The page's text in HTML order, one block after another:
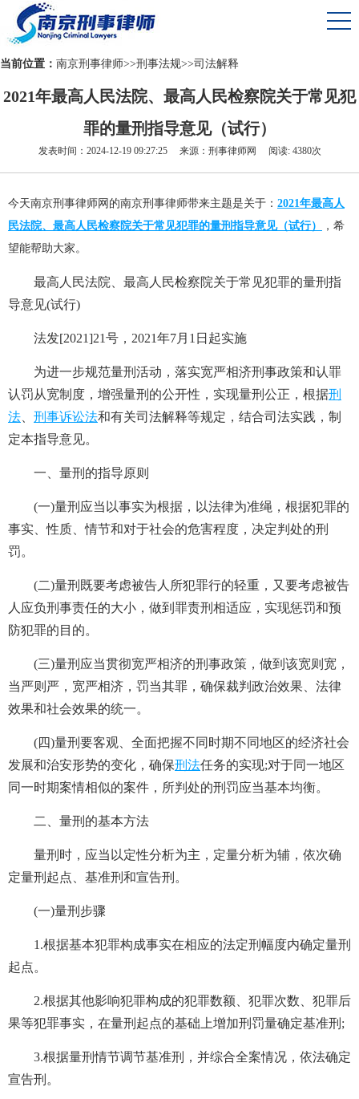
当前位置： 南京刑事律师>>刑事法规>>司法解释
2021年最高人民法院、最高人民检察院关于常见犯
罪的量刑指导意见（试行）
发表时间：2024-12-19 09:27:25 来源：刑事律师网 阅读: 4380次
今天南京刑事律师网的南京刑事律师带来主题是关于： 2021年最高人
民法院、最高人民检察院关于常见犯罪的量刑指导意见（试行）
，希
望能帮助大家。
最高人民法院、最高人民检察院关于常见犯罪的量刑指
导意见(试行)
法发[2021]21号，2021年7月1日起实施
为进一步规范量刑活动，落实宽严相济刑事政策和认罪
认罚从宽制度，增强量刑的公开性，实现量刑公正，根据刑
法
刑事诉讼法和有关司法解释等规定，结合司法实践，制
定本指导意见。
一、量刑的指导原则
(一)量刑应当以事实为根据，以法律为准绳，根据犯罪的
事实、性质、情节和对于社会的危害程度，决定判处的刑
罚。
(二)量刑既要考虑被告人所犯罪行的轻重，又要考虑被告
人应负刑事责任的大小，做到罪责刑相适应，实现惩罚和预
防犯罪的目的。
(三)量刑应当贯彻宽严相济的刑事政策，做到该宽则宽，
当严则严，宽严相济，罚当其罪，确保裁判政治效果、法律
效果和社会效果的统一。
(四)量刑要客观、全面把握不同时期不同地区的经济社会
发展和治安形势的变化，确保刑法任务的实现;对于同一地区
同一时期案情相似的案件，所判处的刑罚应当基本均衡。
二、量刑的基本方法
量刑时，应当以定性分析为主，定量分析为辅，依次确
定量刑起点、基准刑和宣告刑。
(一)量刑步骤
1.根据基本犯罪构成事实在相应的法定刑幅度内确定量刑
起点。
2.根据其他影响犯罪构成的犯罪数额、犯罪次数、犯罪后
果等犯罪事实，在量刑起点的基础上增加刑罚量确定基准刑;
3.根据量刑情节调节基准刑，并综合全案情况，依法确定
宣告刑。